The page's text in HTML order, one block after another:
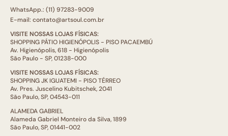
WhatsApp.: (11) 97283-9009
E-mail: contato@artsoul.com.br
VISITE NOSSAS LOJAS FÍSICAS:
SHOPPING PÁTIO HIGIENÓPOLIS - PISO PACAEMBÚ
Av. Higienópolis, 618 - Higienópolis
São Paulo - SP, 01238-000
VISITE NOSSAS LOJAS FÍSICAS:
SHOPPING JK IGUATEMI - PISO TÉRREO
Av. Pres. Juscelino Kubitschek, 2041
São Paulo, SP, 04543-011
ALAMEDA GABRIEL
Alameda Gabriel Monteiro da Silva, 1899
São Paulo, SP, 01441-002